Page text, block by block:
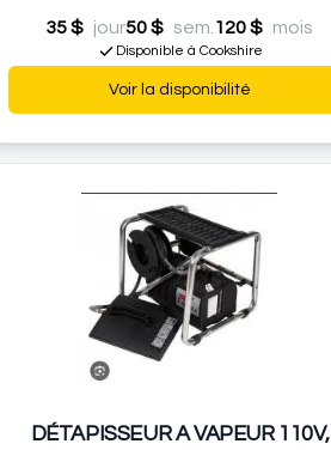
35 $ jour50 $ sem. 120 $ mois
Disponible à Cookshire
Voir la disponibilité
DÉTAPISSEUR A VAPEUR 110V,